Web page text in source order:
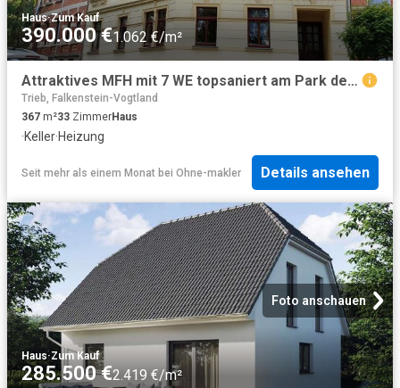
Haus·Zum Kauf
390.000 €1.062 €/m²
Attraktives MFH mit 7 WE topsaniert am Park der Generationen in 08468 Reichenbach
Trieb, Falkenstein-Vogtland
367 m²33 ZimmerHaus
·Keller·Heizung
Seit mehr als einem Monat bei Ohne-makler Details ansehen
Foto anschauen
Haus·Zum Kauf
285.500 €2.419 €/m²